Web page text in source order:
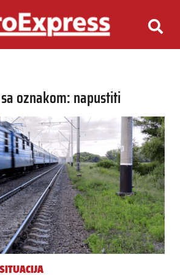
oznakom: napustiti